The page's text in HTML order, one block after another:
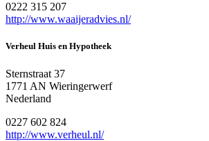
0222 315 207
http://www.waaijeradvies.nl/
Verheul Huis en Hypotheek
Sternstraat 37
1771 AN Wieringerwerf
Nederland
0227 602 824
http://www.verheul.nl/